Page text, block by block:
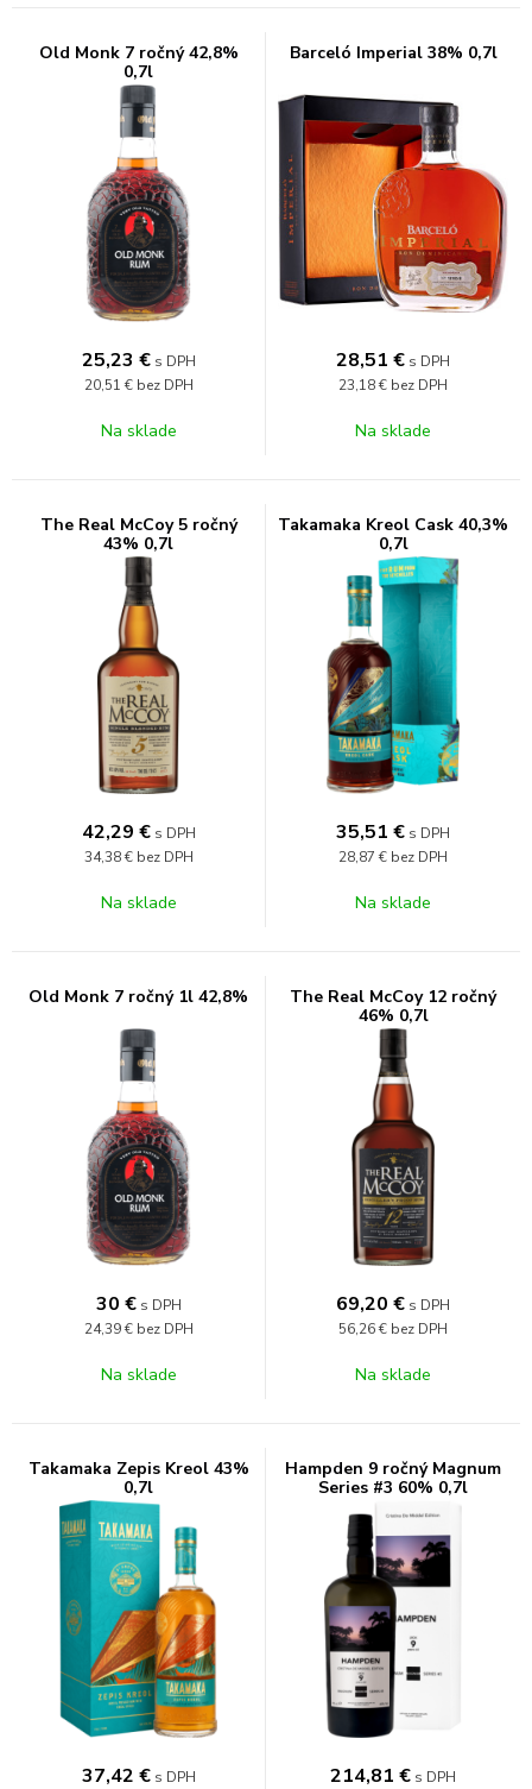
Old Monk 7 ročný 42,8%
0,7l
25,23 € s DPH
20,51 € bez DPH
Na sklade
Barceló Imperial 38% 0,7l
28,51 € s DPH
23,18 € bez DPH
Na sklade
The Real McCoy 5 ročný
43% 0,7l
42,29 € s DPH
34,38 € bez DPH
Na sklade
Takamaka Kreol Cask 40,3%
0,7l
35,51 € s DPH
28,87 € bez DPH
Na sklade
Old Monk 7 ročný 1l 42,8%
30 € s DPH
24,39 € bez DPH
Na sklade
The Real McCoy 12 ročný
46% 0,7l
69,20 € s DPH
56,26 € bez DPH
Na sklade
Takamaka Zepis Kreol 43%
0,7l
37,42 € s DPH
Hampden 9 ročný Magnum
Series #3 60% 0,7l
214,81 € s DPH